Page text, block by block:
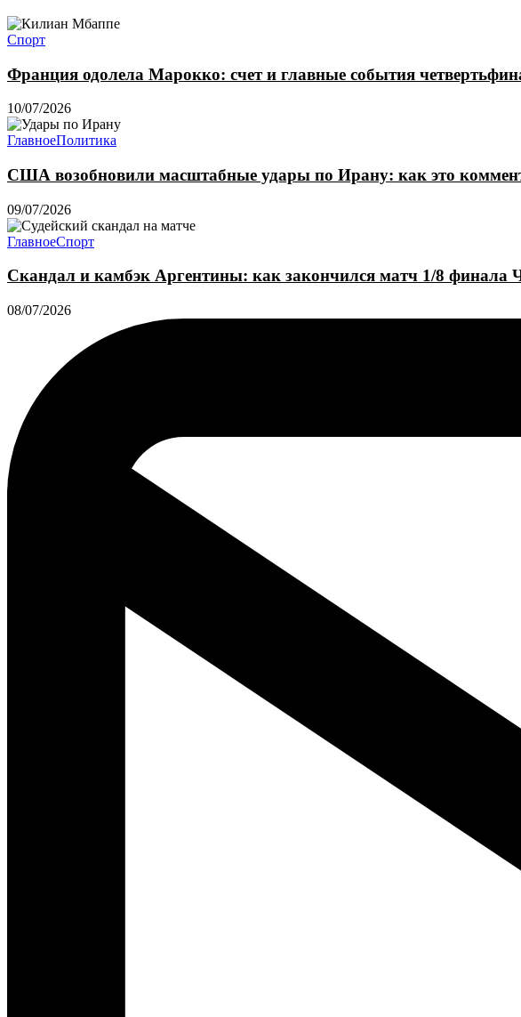
Спорт
Франция одолела Марокко: счет и главные события
10/07/2026
ГлавноеПолитика
США возобновили масштабные удары по Ирану: как это
09/07/2026
ГлавноеСпорт
Скандал и камбэк Аргентины: как закончился матч 1/8 финала
08/07/2026